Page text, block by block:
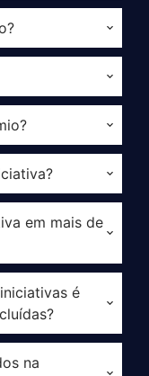
em mais de
é
na